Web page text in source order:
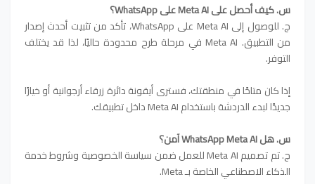
س. كيف أحصل على Meta AI على WhatsApp؟
ج. للوصول إلى Meta AI على WhatsApp، تأكد من تثبيت أحدث إصدار
من التطبيق. Meta AI في مرحلة طرح محدودة حاليًا، لذا قد يختلف
التوفر.
إذا كان متاحًا في منطقتك، فسترى أيقونة دائرة زرقاء أرجوانية أو خيارًا
جديدًا لبدء الدردشة باستخدام Meta AI داخل تطبيقك.
س. هل WhatsApp Meta AI آمن؟
ج. تم تصميم Meta AI للعمل ضمن سياسة الخصوصية وشروط خدمة
الذكاء الاصطناعي الخاصة بـ Meta.